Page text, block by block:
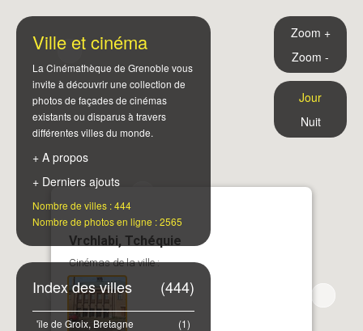
Vrchlabi, Tchéquie
Cinémas de la ville :
Ville et cinéma
La Cinémathèque de Grenoble vous
invite à découvrir une collection de
photos de façades de cinémas
existants ou disparus à travers
différentes villes du monde.
+ A propos
+ Derniers ajouts
Nombre de villes : 444
Nombre de photos en ligne : 2565
(444)
Index des villes
(1)
'île de Groix, Bretagne
Zoom +
Zoom -
Jour
Nuit